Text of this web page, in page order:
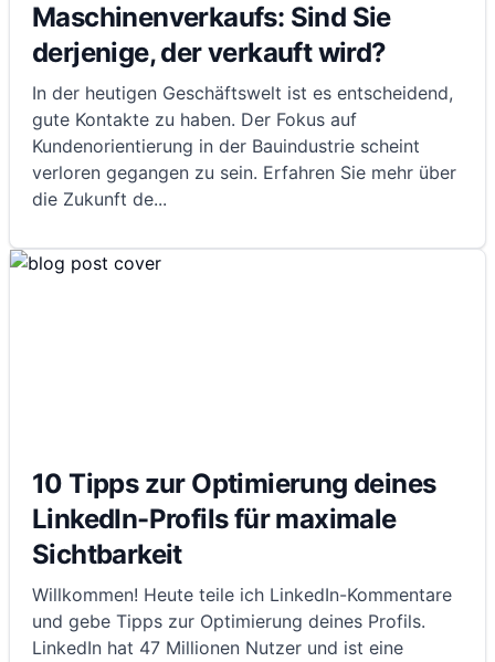
Maschinenverkaufs: Sind Sie
derjenige, der verkauft wird?
In der heutigen Geschäftswelt ist es entscheidend,
gute Kontakte zu haben. Der Fokus auf
Kundenorientierung in der Bauindustrie scheint
verloren gegangen zu sein. Erfahren Sie mehr über
die Zukunft de...
10 Tipps zur Optimierung deines
LinkedIn-Profils für maximale
Sichtbarkeit
Willkommen! Heute teile ich LinkedIn-Kommentare
und gebe Tipps zur Optimierung deines Profils.
LinkedIn hat 47 Millionen Nutzer und ist eine